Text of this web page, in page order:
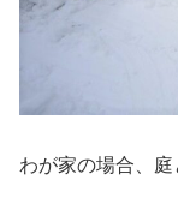
わが家の場合、